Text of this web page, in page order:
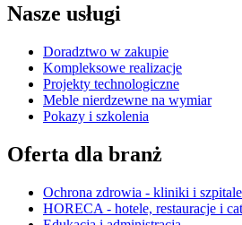
Nasze usługi
Doradztwo w zakupie
Kompleksowe realizacje
Projekty technologiczne
Meble nierdzewne na wymiar
Pokazy i szkolenia
Oferta dla branż
Ochrona zdrowia - kliniki i szpitale
HORECA - hotele, restauracje i